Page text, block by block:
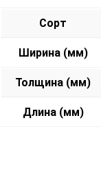
Сорт
Ширина (мм)
Толщина (мм)
Длина (мм)